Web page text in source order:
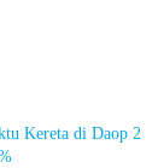
Kereta di Daop 2